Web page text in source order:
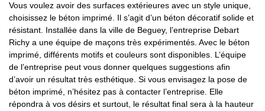
Vous voulez avoir des surfaces extérieures avec un style unique,
choisissez le béton imprimé. Il s’agit d’un béton décoratif solide et
résistant. Installée dans la ville de Beguey, l’entreprise Debart
Richy a une équipe de maçons très expérimentés. Avec le béton
imprimé, différents motifs et couleurs sont disponibles. L’équipe
de l’entreprise peut vous donner quelques suggestions afin
d’avoir un résultat très esthétique. Si vous envisagez la pose de
béton imprimé, n’hésitez pas à contacter l’entreprise. Elle
répondra à vos désirs et surtout, le résultat final sera à la hauteur